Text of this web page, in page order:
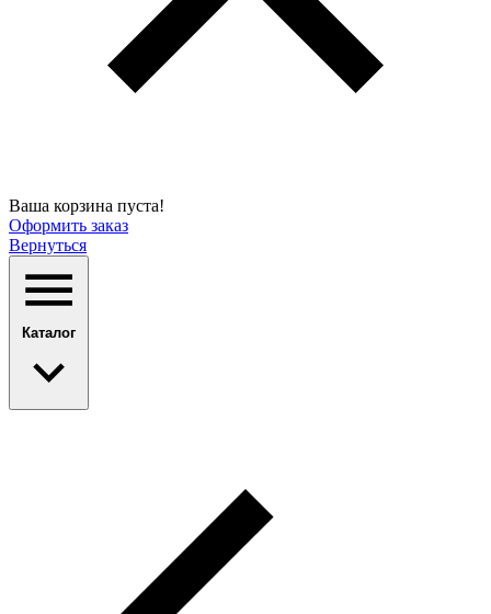
Ваша корзина пуста!
Оформить заказ
Вернуться
Каталог